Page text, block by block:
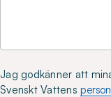
Jag godkänner att
Svenskt Vattens